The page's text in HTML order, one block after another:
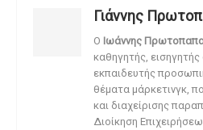
Γιάννης
O Ιωάννης
καθηγητής, εισηγητής
εκπαιδευτής
θέματα μάρκετινγκ,
και διαχείρισης
Διοίκηση